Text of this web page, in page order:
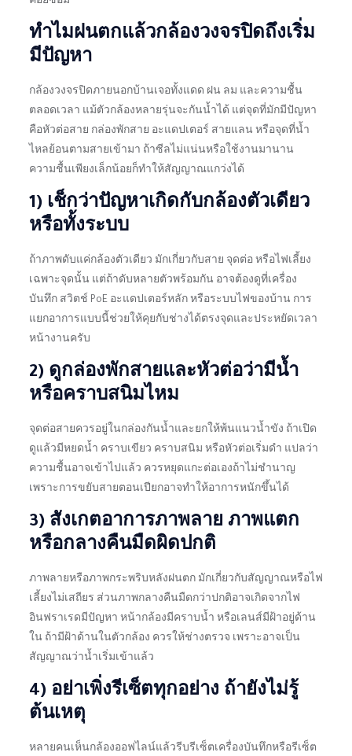
ทำไมฝนตกแล้วกล้องวงจรปิดถึงเริ่ม
มีปัญหา
กล้องวงจรปิดภายนอกบ้านเจอทั้งแดด ฝน ลม และความชื้น
ตลอดเวลา แม้ตัวกล้องหลายรุ่นจะกันน้ำได้ แต่จุดที่มักมีปัญหา
คือหัวต่อสาย กล่องพักสาย อะแดปเตอร์ สายแลน หรือจุดที่น้ำ
ไหลย้อนตามสายเข้ามา ถ้าซีลไม่แน่นหรือใช้งานมานาน
ความชื้นเพียงเล็กน้อยก็ทำให้สัญญาณแกว่งได้
1) เช็กว่าปัญหาเกิดกับกล้องตัวเดียว
หรือทั้งระบบ
ถ้าภาพดับแค่กล้องตัวเดียว มักเกี่ยวกับสาย จุดต่อ หรือไฟเลี้ยง
เฉพาะจุดนั้น แต่ถ้าดับหลายตัวพร้อมกัน อาจต้องดูที่เครื่อง
บันทึก สวิตช์ PoE อะแดปเตอร์หลัก หรือระบบไฟของบ้าน การ
แยกอาการแบบนี้ช่วยให้คุยกับช่างได้ตรงจุดและประหยัดเวลา
หน้างานครับ
2) ดูกล่องพักสายและหัวต่อว่ามีน้ำ
หรือคราบสนิมไหม
จุดต่อสายควรอยู่ในกล่องกันน้ำและยกให้พ้นแนวน้ำขัง ถ้าเปิด
ดูแล้วมีหยดน้ำ คราบเขียว คราบสนิม หรือหัวต่อเริ่มดำ แปลว่า
ความชื้นอาจเข้าไปแล้ว ควรหยุดแกะต่อเองถ้าไม่ชำนาญ
เพราะการขยับสายตอนเปียกอาจทำให้อาการหนักขึ้นได้
3) สังเกตอาการภาพลาย ภาพแตก
หรือกลางคืนมืดผิดปกติ
ภาพลายหรือภาพกระพริบหลังฝนตก มักเกี่ยวกับสัญญาณหรือไฟ
เลี้ยงไม่เสถียร ส่วนภาพกลางคืนมืดกว่าปกติอาจเกิดจากไฟ
อินฟราเรดมีปัญหา หน้ากล้องมีคราบน้ำ หรือเลนส์มีฝ้าอยู่ด้าน
ใน ถ้ามีฝ้าด้านในตัวกล้อง ควรให้ช่างตรวจ เพราะอาจเป็น
สัญญาณว่าน้ำเริ่มเข้าแล้ว
4) อย่าเพิ่งรีเซ็ตทุกอย่าง ถ้ายังไม่รู้
ต้นเหตุ
หลายคนเห็นกล้องออฟไลน์แล้วรีบรีเซ็ตเครื่องบันทึกหรือรีเซ็ต